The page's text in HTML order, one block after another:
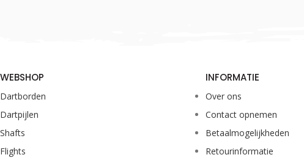
WEBSHOP
Dartborden
Dartpijlen
Shafts
Flights
INFORMATIE
Over ons
Contact opnemen
Betaalmogelijkheden
Retourinformatie